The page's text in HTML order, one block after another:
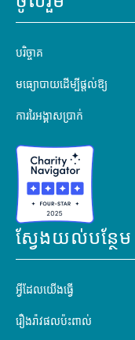
បរិច្ចាគ
មធ្យោបាយដើម្បីផ្តល់ឱ្យ
ការរៃអង្គាសប្រាក់
ស្វែងយល់បន្ថែម
អ្វីដែលយើងធ្វើ
រឿងរ៉ាវផលប៉ះពាល់